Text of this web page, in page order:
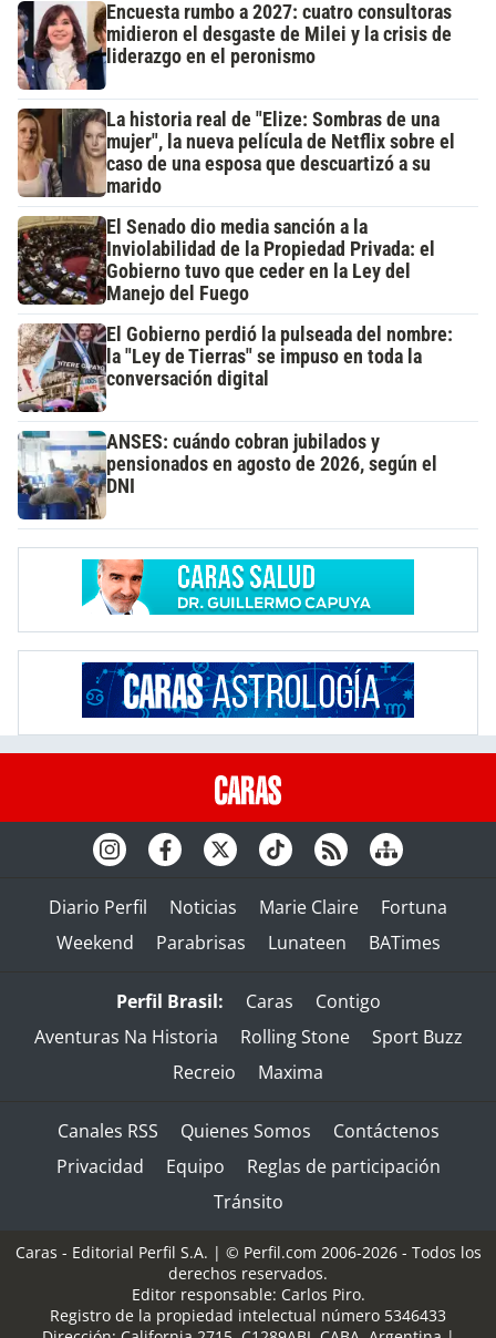
Encuesta rumbo a 2027: cuatro consultoras
midieron el desgaste de Milei y la crisis de
liderazgo en el peronismo
La historia real de "Elize: Sombras de una
mujer", la nueva película de Netflix sobre el
caso de una esposa que descuartizó a su
marido
El Senado dio media sanción a la
Inviolabilidad de la Propiedad Privada: el
Gobierno tuvo que ceder en la Ley del
Manejo del Fuego
El Gobierno perdió la pulseada del nombre:
la "Ley de Tierras" se impuso en toda la
conversación digital
ANSES: cuándo cobran jubilados y
pensionados en agosto de 2026, según el
DNI
Diario Perfil Noticias Marie Claire
Fortuna
Weekend
Parabrisas Lunateen BATimes
Perfil Brasil: Caras
Contigo
Aventuras Na Historia
Rolling Stone
Sport Buzz
Recreio
Maxima
Canales RSS Quienes Somos
Contáctenos
Privacidad
Equipo
Reglas de participación
Tránsito
Caras - Editorial Perfil S.A. | © Perfil.com 2006-2026 - Todos los
derechos reservados.
Editor responsable: Carlos Piro.
Registro de la propiedad intelectual número 5346433